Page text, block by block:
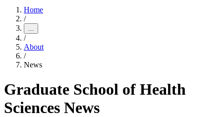
Home
/
…
/
About
/
News
Graduate School of Health
Sciences News